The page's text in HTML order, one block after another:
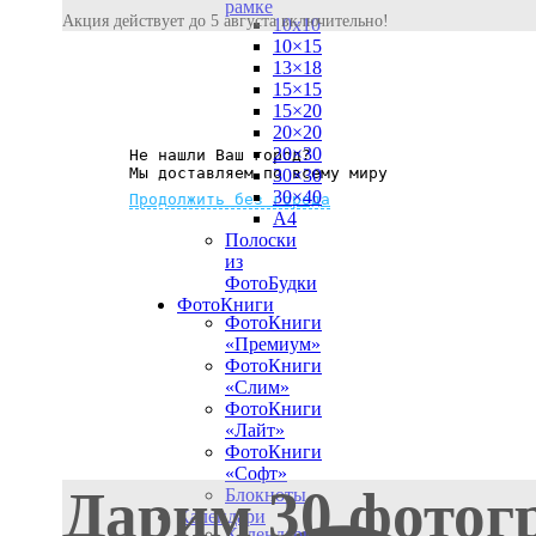
Не нашли Ваш город?
Мы доставляем по всему миру
Продолжить без города
рамке
10х10
10×15
13×18
15×15
15×20
20×20
20×30
30×30
30×40
A4
Полоски
из
ФотоБудки
ФотоКниги
ФотоКниги
«Премиум»
ФотоКниги
«Слим»
ФотоКниги
«Лайт»
ФотоКниги
«Софт»
Блокноты
Календари
Акция действует до 5 августа включительно!
Дарим 30